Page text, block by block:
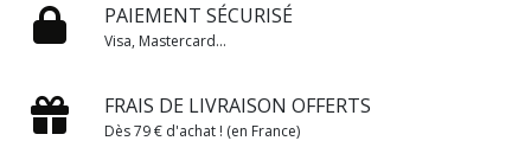
PAIEMENT SÉCURISÉ
Visa, Mastercard...
FRAIS DE LIVRAISON OFFERTS
Dès 79 € d'achat ! (en France)